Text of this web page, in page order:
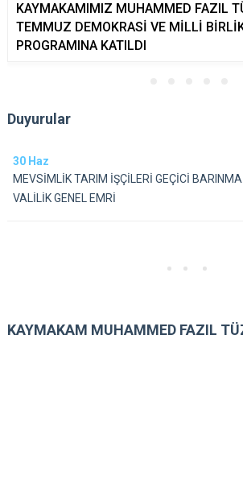
KAYMAKAMIMIZ MUHAMMED FAZIL
TEMMUZ DEMOKRASİ VE MİLLİ
PROGRAMINA KATILDI
Duyurular
30 Haz
MEVSİMLİK TARIM İŞÇİLERİ GEÇİCİ
VALİLİK GENEL EMRİ
KAYMAKAM MUHAMMED FAZIL